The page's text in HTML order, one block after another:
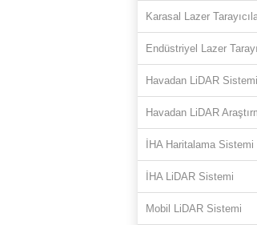
Karasal Lazer
Endüstriyel Lazer
Havadan LiDAR Sistemi
Havadan LiDAR
İHA Haritalama Sistemi
İHA LiDAR Sistemi
Mobil LiDAR Sistemi